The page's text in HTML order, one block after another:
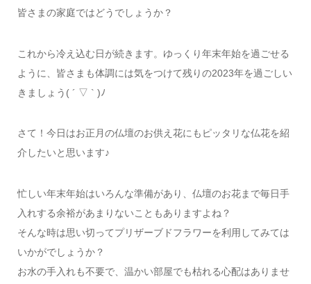
皆さまの家庭ではどうでしょうか？
これから冷え込む日が続きます。ゆっくり年末年始を過ごせる
ように、皆さまも体調には気をつけて残りの2023年を過ごしい
きましょう( ´ ▽ ` )ﾉ
さて！今日はお正月の仏壇のお供え花にもピッタリな仏花を紹
介したいと思います♪
忙しい年末年始はいろんな準備があり、仏壇のお花まで毎日手
入れする余裕があまりないこともありますよね？
そんな時は思い切ってプリザーブドフラワーを利用してみては
いかがでしょうか？
お水の手入れも不要で、温かい部屋でも枯れる心配はありませ